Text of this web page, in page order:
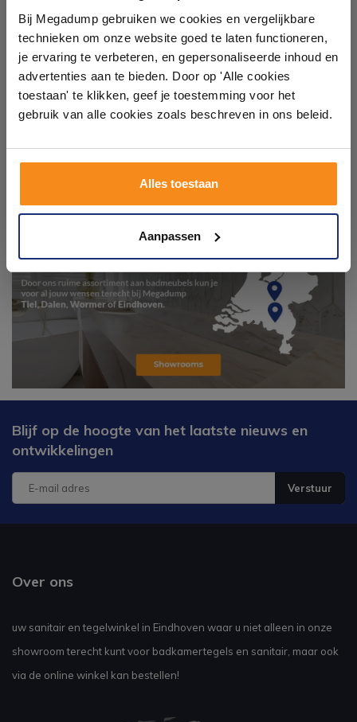
Bij Megadump gebruiken we cookies en vergelijkbare
technieken om onze website goed te laten functioneren,
je ervaring te verbeteren, en gepersonaliseerde inhoud en
advertenties aan te bieden. Door op 'Alle cookies
toestaan' te klikken, geef je toestemming voor het
gebruik van alle cookies zoals beschreven in ons beleid.
Alles toestaan
Aanpassen
Blijf op de hoogte van het laatste nieuws en
ontwikkelingen
Verstuur
Over ons
uw sanitair en tegelwinkel in Eindhoven waar u niet alleen in onze
showroom terecht kunt voor badkamertegels en sanitair, maar ook
via de online winkel kan bestellen!
showroom
Laat je inspireren door 21 volledig ingerichte
badkameropstellingen – van compact tot luxe. Onze
ervaren adviseurs helpen je persoonlijk, en je vindt
tegels & sanitair direct uit voorraad. Gratis parkeren
op eigen terrein.
Kom langs en ervaar zelf het verschil!